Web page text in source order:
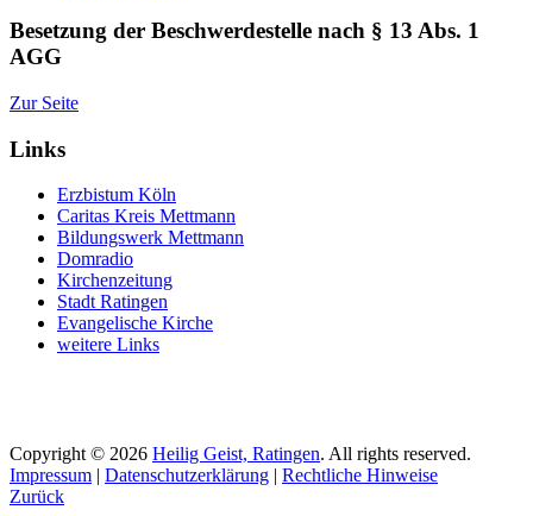
Besetzung der Beschwerdestelle nach § 13 Abs. 1
AGG
Zur Seite
Links
Erzbistum Köln
Caritas Kreis Mettmann
Bildungswerk Mettmann
Domradio
Kirchenzeitung
Stadt Ratingen
Evangelische Kirche
weitere Links
Copyright © 2026 Heilig Geist, Ratingen. All rights reserved.
Impressum | Datenschutzerklärung | Rechtliche Hinweise
Zurück